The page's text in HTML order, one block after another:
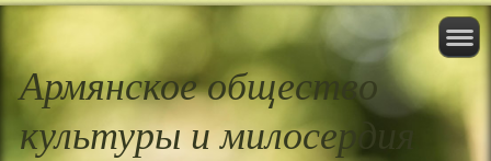
Армянское общество
культуры и милосердия